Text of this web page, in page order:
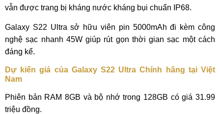
vẫn được trang bị kháng nước kháng bụi chuẩn IP68.
Galaxy S22 Ultra sở hữu viên pin 5000mAh đi kèm công
nghệ sạc nhanh 45W giúp rút gọn thời gian sạc một cách
đáng kể.
Dự kiến giá của Galaxy S22 Ultra Chính hãng tại Việt
Nam
Phiên bản RAM 8GB và bộ nhớ trong 128GB có giá 31.99
triệu đồng.